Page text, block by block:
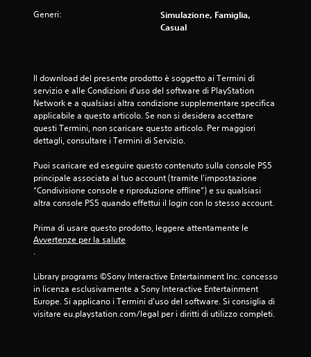
Generi:
Simulazione, Famiglia,
Casual
Il download del presente prodotto è soggetto ai Termini di
servizio e alle Condizioni d'uso del software di PlayStation
Network e a qualsiasi altra condizione supplementare specifica
applicabile a questo articolo. Se non si desidera accettare
questi Termini, non scaricare questo articolo. Per maggiori
dettagli, consultare i Termini di Servizio.
Puoi scaricare ed eseguire questo contenuto sulla console PS5
principale associata al tuo account (tramite l'impostazione
“Condivisione console e riproduzione offline”) e su qualsiasi
altra console PS5 quando effettui il login con lo stesso account.
Prima di usare questo prodotto, leggere attentamente le
Avvertenze per la salute
.
Library programs ©Sony Interactive Entertainment Inc. concesso
in licenza esclusivamente a Sony Interactive Entertainment
Europe. Si applicano i Termini d'uso del software. Si consiglia di
visitare eu.playstation.com/legal per i diritti di utilizzo completi.